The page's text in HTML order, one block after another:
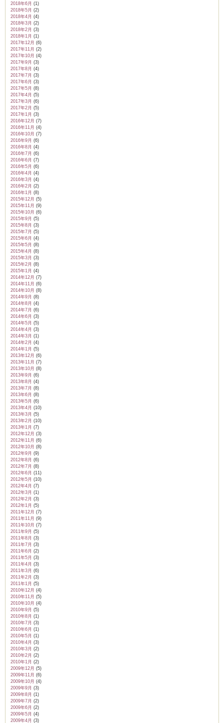
2018年6月 (1)
2018年5月 (2)
2018年4月 (4)
2018年3月 (2)
2018年2月 (3)
2018年1月 (1)
2017年12月 (6)
2017年11月 (2)
2017年10月 (4)
2017年9月 (3)
2017年8月 (4)
2017年7月 (3)
2017年6月 (3)
2017年5月 (8)
2017年4月 (5)
2017年3月 (6)
2017年2月 (5)
2017年1月 (3)
2016年12月 (7)
2016年11月 (4)
2016年10月 (7)
2016年9月 (6)
2016年8月 (4)
2016年7月 (6)
2016年6月 (7)
2016年5月 (6)
2016年4月 (4)
2016年3月 (4)
2016年2月 (2)
2016年1月 (8)
2015年12月 (5)
2015年11月 (9)
2015年10月 (6)
2015年9月 (5)
2015年8月 (3)
2015年7月 (5)
2015年6月 (4)
2015年5月 (8)
2015年4月 (8)
2015年3月 (3)
2015年2月 (8)
2015年1月 (4)
2014年12月 (7)
2014年11月 (6)
2014年10月 (8)
2014年9月 (8)
2014年8月 (4)
2014年7月 (6)
2014年6月 (3)
2014年5月 (5)
2014年4月 (3)
2014年3月 (1)
2014年2月 (4)
2014年1月 (5)
2013年12月 (6)
2013年11月 (7)
2013年10月 (8)
2013年9月 (6)
2013年8月 (4)
2013年7月 (8)
2013年6月 (8)
2013年5月 (6)
2013年4月 (10)
2013年3月 (5)
2013年2月 (10)
2013年1月 (7)
2012年12月 (3)
2012年11月 (6)
2012年10月 (8)
2012年9月 (9)
2012年8月 (6)
2012年7月 (8)
2012年6月 (11)
2012年5月 (10)
2012年4月 (7)
2012年3月 (1)
2012年2月 (3)
2012年1月 (5)
2011年12月 (7)
2011年11月 (9)
2011年10月 (7)
2011年9月 (5)
2011年8月 (3)
2011年7月 (3)
2011年6月 (2)
2011年5月 (3)
2011年4月 (3)
2011年3月 (6)
2011年2月 (3)
2011年1月 (5)
2010年12月 (4)
2010年11月 (5)
2010年10月 (4)
2010年9月 (5)
2010年8月 (1)
2010年7月 (3)
2010年6月 (1)
2010年5月 (1)
2010年4月 (3)
2010年3月 (2)
2010年2月 (2)
2010年1月 (2)
2009年12月 (5)
2009年11月 (6)
2009年10月 (4)
2009年9月 (3)
2009年8月 (1)
2009年7月 (2)
2009年6月 (2)
2009年5月 (4)
2009年4月 (3)